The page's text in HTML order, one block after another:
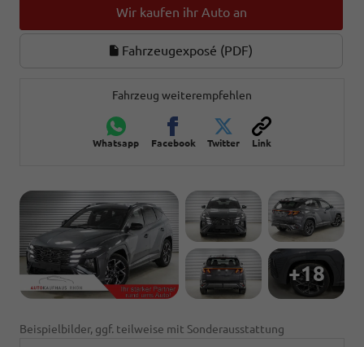
Wir kaufen ihr Auto an
Fahrzeugexposé (PDF)
Fahrzeug weiterempfehlen
Whatsapp Facebook Twitter Link
+18
Beispielbilder, ggf. teilweise mit Sonderausstattung